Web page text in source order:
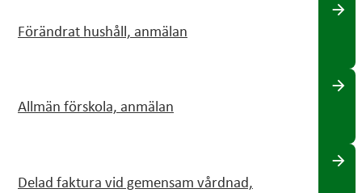
Förändrat hushåll, anmälan
arrow_forward
Allmän förskola, anmälan
arrow_forward
Delad faktura vid gemensam vårdnad,
arrow_forward